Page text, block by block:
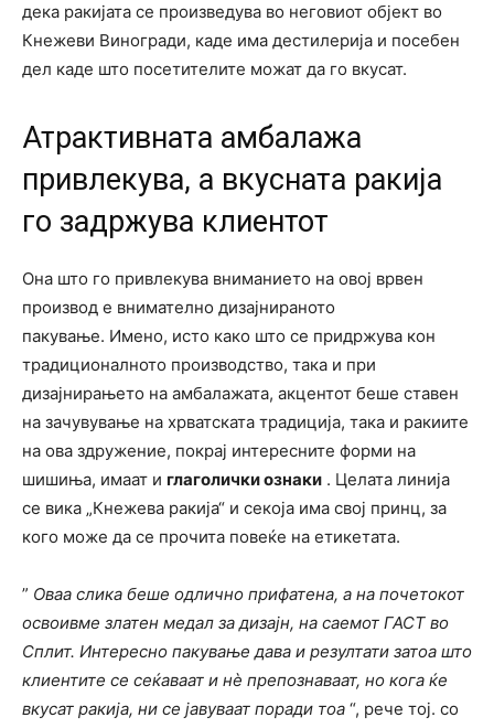
дека ракијата се произведува во неговиот објект во
Кнежеви Виногради, каде има дестилерија и посебен
дел каде што посетителите можат да го вкусат.
Атрактивната амбалажа
привлекува, а вкусната ракија
го задржува клиентот
Она што го привлекува вниманието на овој врвен
производ е внимателно дизајнираното
пакување. Имено, исто како што се придржува кон
традиционалното производство, така и при
дизајнирањето на амбалажата, акцентот беше ставен
на зачувување на хрватската традиција, така и ракиите
на ова здружение, покрај интересните форми на
шишиња, имаат и глаголички ознаки . Целата линија
се вика „Кнежева ракија“ и секоја има свој принц, за
кого може да се прочита повеќе на етикетата.
” Оваа слика беше одлично прифатена, а на почетокот
освоивме златен медал за дизајн, на саемот ГАСТ во
Сплит. Интересно пакување дава и резултати затоа што
клиентите се сеќаваат и нè препознаваат, но кога ќе
вкусат ракија, ни се јавуваат поради тоа “, рече тој. со